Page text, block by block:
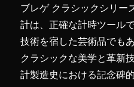
ブレゲ クラシックシリー
計は、正確な計時ツール
技術を宿した芸術品でも
クラシックな美学と革新
計製造史における記念碑